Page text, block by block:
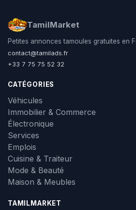
TamilMarket
Petites annonces tamoules gratuites en
contact@tamilads.fr
+33 7 75 75 52 32
CATÉGORIES
Véhicules
Immobilier & Commerce
Électronique
Services
Emplois
Cuisine & Traiteur
Mode & Beauté
Maison & Meubles
TAMILMARKET